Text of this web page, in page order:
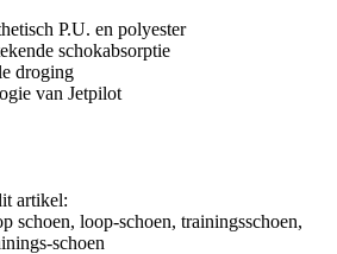
P.U. en polyester
schokabsorptie
droging
van Jetpilot
artikel:
schoen, loop-schoen, trainingsschoen,
schoen